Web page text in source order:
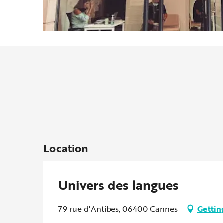
Location
Univers des langues
79 rue d'Antibes, 06400 Cannes